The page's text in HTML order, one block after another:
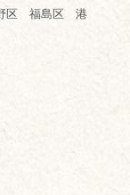
区 福島区 港